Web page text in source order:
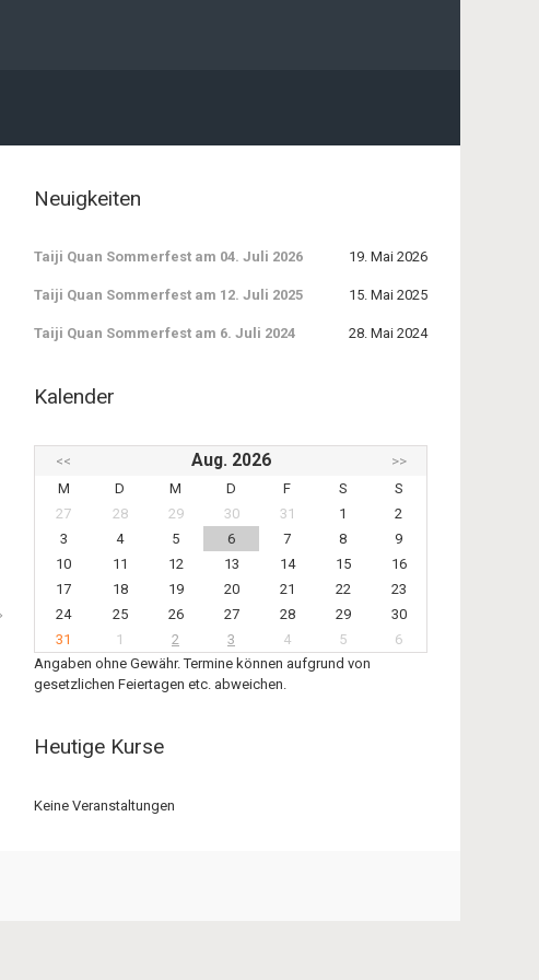
Neuigkeiten
Taiji Quan Sommerfest am 04. Juli 2026 19. Mai 2026
Taiji Quan Sommerfest am 12. Juli 2025 15. Mai 2025
Taiji Quan Sommerfest am 6. Juli 2024 28. Mai 2024
Kalender
<< Aug. 2026
>>
M
D M D F S
S
27
28 29 30 31 1
2
3
4 5 6 7 8
9
10
11 12 13 14 15
16
17
18 19 20 21 22
23
24
25 26 27 28 29
30
31
1 2 3 4 5
6
Angaben ohne Gewähr. Termine können aufgrund von
gesetzlichen Feiertagen etc. abweichen.
Heutige Kurse
Keine Veranstaltungen